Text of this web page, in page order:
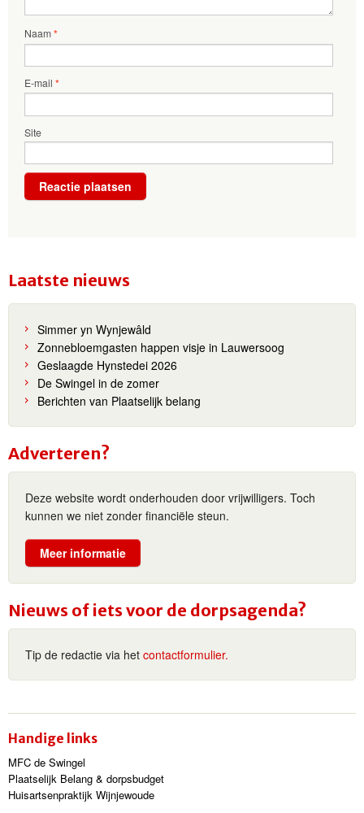
Naam*
E-mail *
Site
Laatste nieuws
Simmer yn Wynjewâld
Zonnebloemgasten happen visje in Lauwersoog
Geslaagde Hynstedei 2026
De Swingel in de zomer
Berichten van Plaatselijk belang
Adverteren?
Deze website wordt onderhouden door vrijwilligers. Toch
kunnen we niet zonder financiële steun.
Meer informatie
Nieuws of iets voor de dorpsagenda?
Tip de redactie via het contactformulier.
Handige links
MFC de Swingel
Plaatselijk Belang & dorpsbudget
Huisartsenpraktijk Wijnjewoude